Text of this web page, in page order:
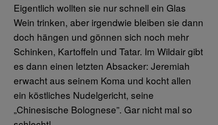
Eigentlich wollten sie nur schnell ein Glas
Wein trinken, aber irgendwie bleiben sie dann
doch hängen und gönnen sich noch mehr
Schinken, Kartoffeln und Tatar. Im Wildair gibt
es dann einen letzten Absacker: Jeremiah
erwacht aus seinem Koma und kocht allen
ein köstliches Nudelgericht, seine
„Chinesische Bolognese”. Gar nicht mal so